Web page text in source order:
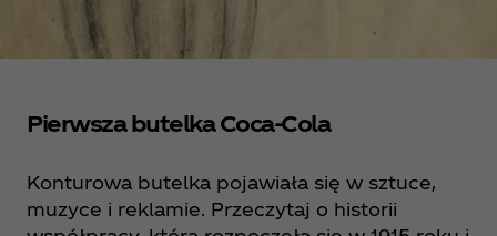
Pierwsza butelka Coca‑Cola
Konturowa butelka pojawiała się w sztuce,
muzyce i reklamie. Przeczytaj o historii